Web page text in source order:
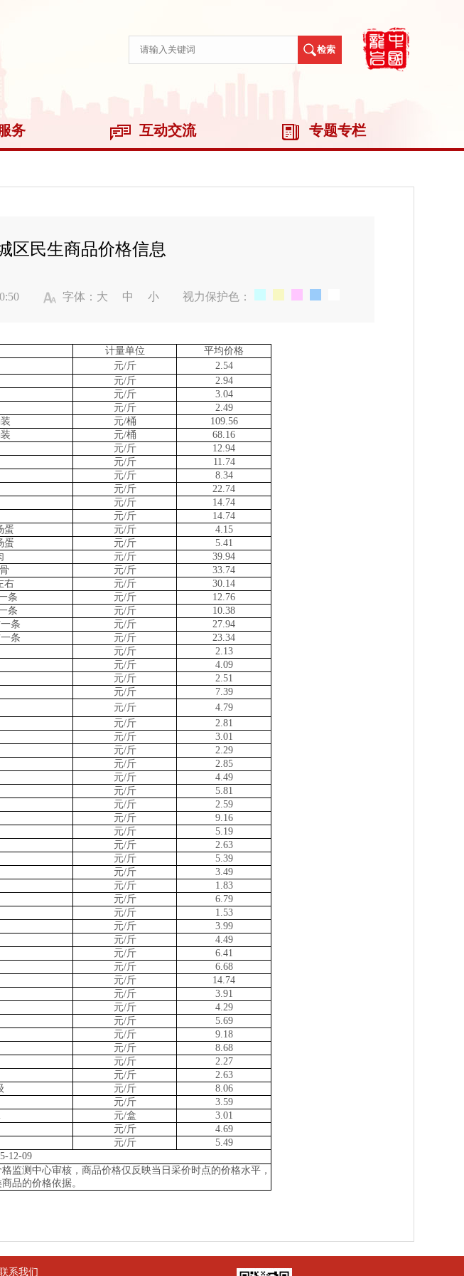
务 互动交流 专题专栏
区民生商品价格信息
字体： 大 中 小 视力保护色：
计量单位
平均价格
元/斤
2.54
元/斤
2.94
元/斤
3.04
元/斤
2.49
元/桶
109.56
元/桶
68.16
元/斤
12.94
元/斤
11.74
元/斤
8.34
元/斤
22.74
元/斤
14.74
元/斤
14.74
蛋 元/斤
4.15
蛋 元/斤
5.41
元/斤
39.94
元/斤
33.74
右 元/斤
30.14
条 元/斤
12.76
条 元/斤
10.38
条 元/斤
27.94
条 元/斤
23.34
元/斤
2.13
元/斤
4.09
元/斤
2.51
元/斤
7.39
元/斤
4.79
元/斤
2.81
元/斤
3.01
元/斤
2.29
元/斤
2.85
元/斤
4.49
元/斤
5.81
元/斤
2.59
元/斤
9.16
元/斤
5.19
元/斤
2.63
元/斤
5.39
元/斤
3.49
元/斤
1.83
元/斤
6.79
元/斤
1.53
元/斤
3.99
元/斤
4.49
元/斤
6.41
元/斤
6.68
元/斤
14.74
元/斤
3.91
元/斤
4.29
元/斤
5.69
元/斤
9.18
元/斤
8.68
元/斤
2.27
元/斤
2.63
元/斤
8.06
元/斤
3.59
元/盒
3.01
元/斤
4.69
元/斤
5.49
12-09
监测中心审核，商品价格仅反映当日采价时点的价格水平，
品的价格依据。
系我们